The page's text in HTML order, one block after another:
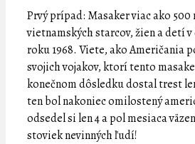
Prvý prípad: Masaker viac ako 500
vietnamských starcov, žien a detí
roku 1968. Viete, ako Američania
svojich vojakov, ktorí tento
konečnom dôsledku dostal trest
ten bol nakoniec omilostený
odsedel si len 4 a pol mesiaca
stoviek nevinných ľudí!